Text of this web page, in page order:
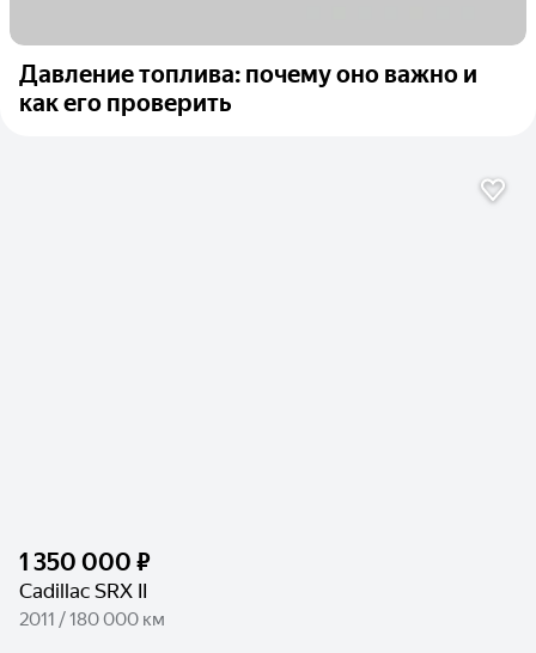
Давление топлива: почему оно важно и
как его проверить
1 350 000 ₽
Cadillac SRX II
2011 / 180 000 км